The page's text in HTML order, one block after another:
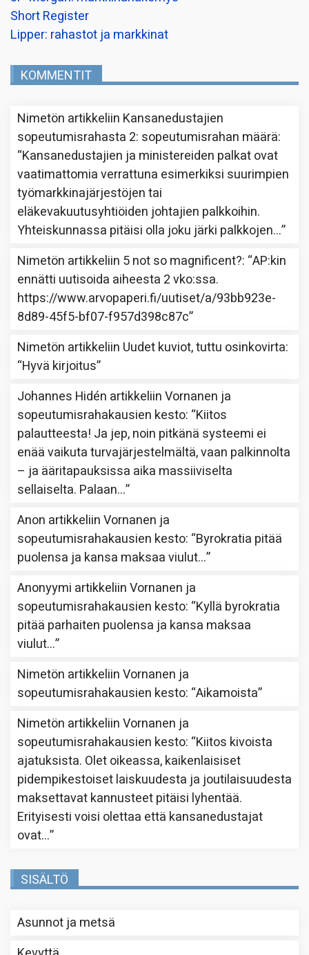
Short Register
Lipper: rahastot ja markkinat
KOMMENTIT
Nimetön artikkeliin Kansanedustajien
sopeutumisrahasta 2: sopeutumisrahan määrä:
“Kansanedustajien ja ministereiden palkat ovat
vaatimattomia verrattuna esimerkiksi suurimpien
työmarkkinajärjestöjen tai
eläkevakuutusyhtiöiden johtajien palkkoihin.
Yhteiskunnassa pitäisi olla joku järki palkkojen…”
Nimetön artikkeliin 5 not so magnificent?: “AP:kin
ennätti uutisoida aiheesta 2 vko:ssa.
https://www.arvopaperi.fi/uutiset/a/93bb923e-
8d89-45f5-bf07-f957d398c87c”
Nimetön artikkeliin Uudet kuviot, tuttu osinkovirta:
“Hyvä kirjoitus”
Johannes Hidén artikkeliinVornanen ja
sopeutumisrahakausien kesto: “Kiitos
palautteesta! Ja jep, noin pitkänä systeemi ei
enää vaikuta turvajärjestelmältä, vaan palkinnolta
– ja ääritapauksissa aika massiiviselta
sellaiselta. Palaan…”
Anon artikkeliinVornanen ja
sopeutumisrahakausien kesto: “Byrokratia pitää
puolensa ja kansa maksaa viulut…”
Anonyymi artikkeliinVornanen ja
sopeutumisrahakausien kesto: “Kyllä byrokratia
pitää parhaiten puolensa ja kansa maksaa
viulut…”
Nimetön artikkeliinVornanen ja
sopeutumisrahakausien kesto: “Aikamoista”
Nimetön artikkeliinVornanen ja
sopeutumisrahakausien kesto: “Kiitos kivoista
ajatuksista. Olet oikeassa, kaikenlaisiset
pidempikestoiset laiskuudesta ja joutilaisuudesta
maksettavat kannusteet pitäisi lyhentää.
Erityisesti voisi olettaa että kansanedustajat
ovat…”
SISÄLTÖ
Asunnot ja metsä